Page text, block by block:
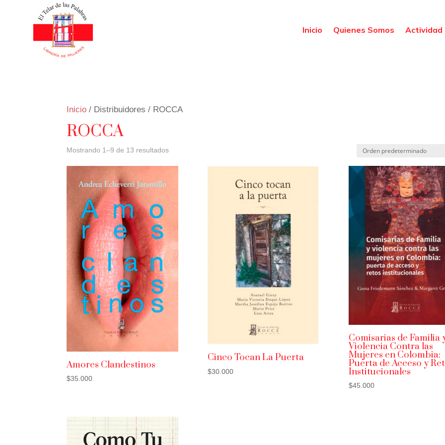
Inicio Quienes Somos Actividad
Inicio / Distribuidores / ROCCA
ROCCA
Mostrando 1–9 de 13 resultados
Amores Clandestinos
$35.000
Cinco Tocan La Puerta
$30.000
Comisarias de Familia
Violencia Contra las
Mujeres en Colombia:
Puerta de Acceso y
Institucionales
$45.000